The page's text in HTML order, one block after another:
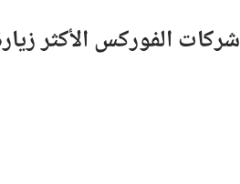
شركات الفوركس الأكثر